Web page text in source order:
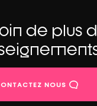
de plus
NOUS